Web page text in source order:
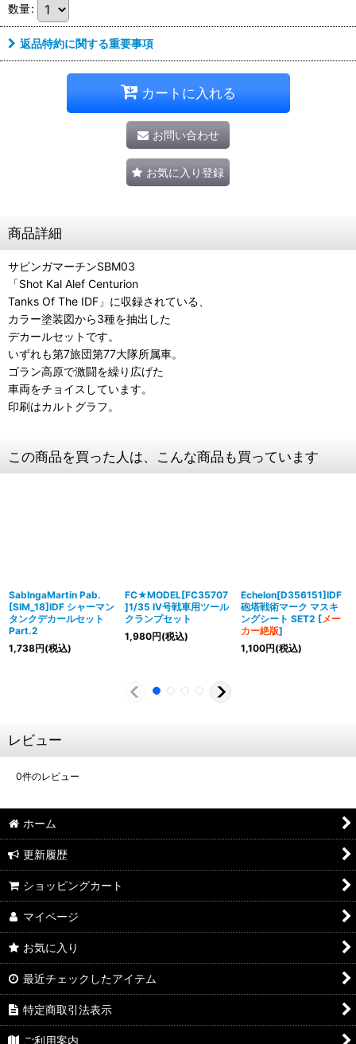
数量:
返品特約に関する重要事項
カートに入れる
お問い合わせ
お気に入り登録
商品詳細
サビンガマーチンSBM03
「Shot Kal Alef Centurion
Tanks Of The IDF」に収録されている、
カラー塗装図から3種を抽出した
デカールセットです。
いずれも第7旅団第77大隊所属車。
ゴラン高原で激闘を繰り広げた
車両をチョイスしています。
印刷はカルトグラフ。
この商品を買った人は、こんな商品も買っています
SabIngaMartin Pab.
[SIM_18]IDF シャーマン
タンクデカールセット
Part.2
1,738円(税込)
FC★MODEL[FC35707
]1/35 IV号戦車用ツール
クランプセット
1,980円(税込)
Echelon[D356151]IDF
砲塔戦術マーク マスキ
ングシート SET2 [ メー
カー絶版]
1,100円(税込)
レビュー
0件のレビュー
ホーム
更新履歴
ショッピングカート
マイページ
お気に入り
最近チェックしたアイテム
特定商取引法表示
ご利用案内